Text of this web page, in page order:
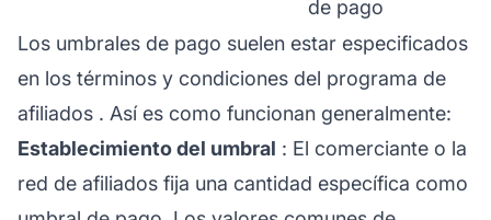
de pago
Los umbrales de pago suelen estar especificados
en los términos y condiciones del programa de
afiliados . Así es como funcionan generalmente:
Establecimiento del umbral : El comerciante o la
red de afiliados fija una cantidad específica como